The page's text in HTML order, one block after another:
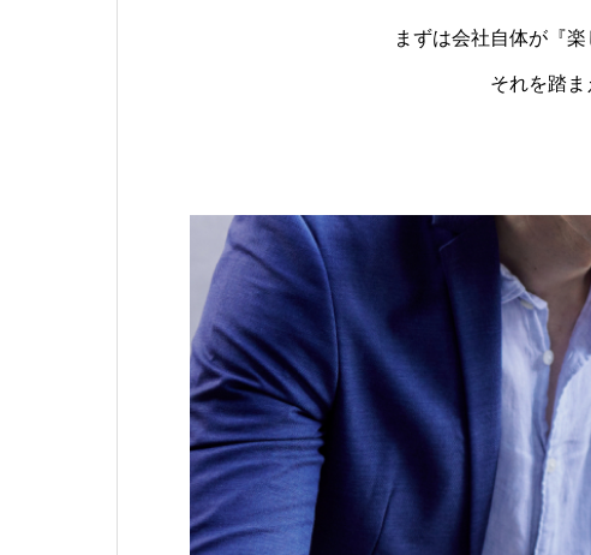
まずは会社自体が『
それを踏ま